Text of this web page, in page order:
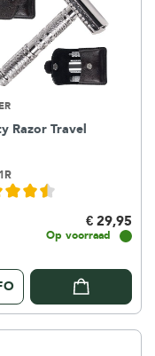
Razor Travel
€ 29,95
Op voorraad